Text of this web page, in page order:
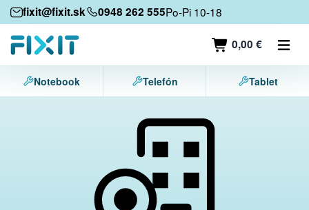
fixit@fixit.sk 0948 262 555Po-Pi 10-18
0,00 €
Mobilné zariadenia
Mobilné telefóny
Tablety
Notebook Telefón Tablet